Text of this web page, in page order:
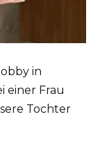
in
einer Frau
Tochter